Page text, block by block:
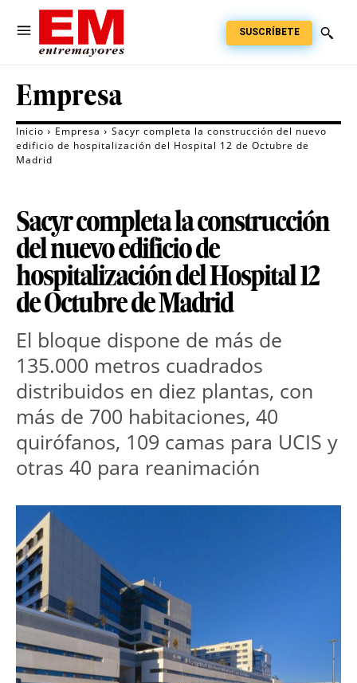
SUSCRÍBETE
Empresa
Inicio Empresa
Sacyr completa la construcción del nuevo
edificio de hospitalización del Hospital 12 de Octubre de
Madrid
Sacyr completa la construcción
del nuevo edificio de
hospitalización del Hospital 12
de Octubre de Madrid
El bloque dispone de más de
135.000 metros cuadrados
distribuidos en diez plantas, con
más de 700 habitaciones, 40
quirófanos, 109 camas para UCIS y
otras 40 para reanimación